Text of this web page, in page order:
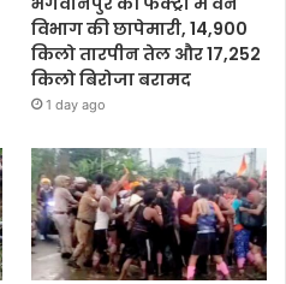
विभाग की छापेमारी, 14,900
किलो तारपीन तेल और 17,252
किलो बिरोजा बरामद
1 day ago